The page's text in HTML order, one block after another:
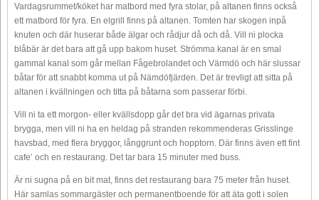
Vardagsrummet/köket har matbord med fyra stolar, på altanen finns också
ett matbord för fyra. En elgrill finns på altanen. Tomten har skogen inpå
knuten och där huserar både älgar och rådjur då och då. Vill ni plocka
blåbär är det bara att gå upp bakom huset. Strömma kanal är en smal
gammal kanal som går mellan Fågebrolandet och Värmdö och här slussar
båtar för att snabbt komma ut på Nämdöfjärden. Det är trevligt att sitta på
altanen i kvällningen och titta på båtarna som passerar förbi.
Vill ni ta ett morgon- eller kvällsdopp går det bra vid ägarnas privata
brygga, men vill ni ha en heldag på stranden rekommenderas Grisslinge
havsbad, med flera bryggor, långgrunt och hopptorn. Där finns även ett fint
cafe’ och en restaurang. Det tar bara 15 minuter med buss.
Är ni sugna på en bit mat, finns det restaurang bara 75 meter från huset.
Här samlas sommargäster och permanentboende för att äta gott i solen